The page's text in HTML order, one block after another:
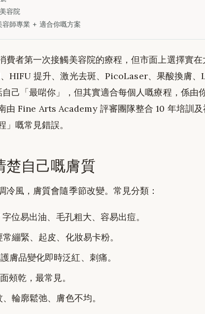
容院
師專業 + 適合你嘅方案
費者第一次接觸美容院的療程，但市面上選擇實
提升、激光去斑、PicoLaser、果酸換膚、
己「最啱你」，但其實適合每個人嘅療程，係由
由 Fine Arts Academy 評審團隊整合 10 年培訓及
嘅常見錯誤。
楚自己嘅膚質
冷風，膚質會隨季節改變。常見分類：
位易出油、毛孔粗大、容易出痘。
繃緊、起皮、化妝易卡粉。
膚品變化即時泛紅、刺痛。
頰乾，最常見。
輪廓鬆弛、膚色不均。